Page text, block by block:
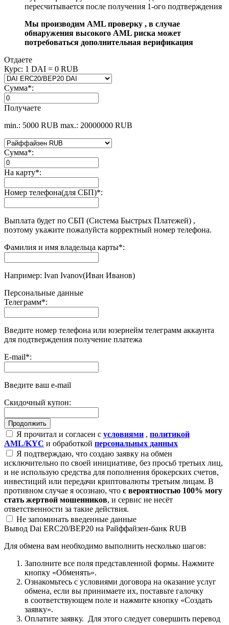
пересчитывается после получения 1-ого подтверждения
Мы производим AML проверку , в случае
обнаружения высокого AML риска может
потребоваться дополнительная верификация
Отдаете
Курс: 1 DAI = 0 RUB
Сумма*:
Получаете
min.: 5000 RUB max.: 20000000 RUB
Сумма*:
На карту*:
Номер телефона(для СБП)*:
Выплата будет по СБП (Система Быстрых Платежей) ,
поэтому укажите пожалуйста корректный номер телефона.
Фамилия и имя владельца карты*:
Например: Ivan Ivanov(Иван Иванов)
Персональные данные
Телеграмм*:
Введите номер телефона или юзернейм телеграмм аккаунта
для подтверждения получение платежа
E-mail*:
Введите ваш e-mail
Скидочный купон:
Я прочитал и согласен с условиями , политикой
AML/KYC и обработкой персональных данных
Я подтверждаю, что создаю заявку на обмен
исключительно по своей инициативе, без просьб третьих лиц,
и не использую средства для пополнения брокерских счетов,
инвестиций или передачи криптовалюты третьим лицам. В
противном случае я осознаю, что с вероятностью 100% могу
стать жертвой мошенников, и сервис не несёт
ответственности за такие действия.
Не запоминать введенные данные
Вывод Dai ERC20/BEP20 на Райффайзен-банк RUB
Для обмена вам необходимо выполнить несколько шагов:
Заполните все поля представленной формы. Нажмите
кнопку «Обменять».
Ознакомьтесь с условиями договора на оказание услуг
обмена, если вы принимаете их, поставьте галочку
в соответствующем поле и нажмите кнопку «Создать
заявку».
Оплатите заявку. Для этого следует совершить перевод